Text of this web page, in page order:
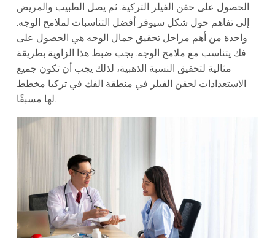
الحصول على حقن الفيلر التركية. ثم يصل الطبيب والمريض
إلى تفاهم حول شكل سيوفر أفضل التناسبات لملامح الوجه.
واحدة من أهم مراحل تحقيق جمال الوجه هي الحصول على
فك يتناسب مع ملامح الوجه. يجب ضبط هذا الزاوية بطريقة
مثالية لتحقيق النسبة الذهبية، لذلك يجب أن تكون جميع
الاستعدادات لحقن الفيلر في منطقة الفك في تركيا مخطط
لها مسبقًا.